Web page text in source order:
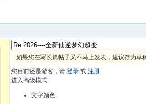
如果您在写长篇帖子又不马上发表，建议存为草
您目前还是游客，请 登录 或 注册
进入高级模式
文字颜色